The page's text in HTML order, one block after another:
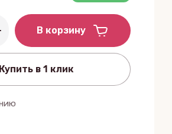
В корзину
Купить в 1 клик